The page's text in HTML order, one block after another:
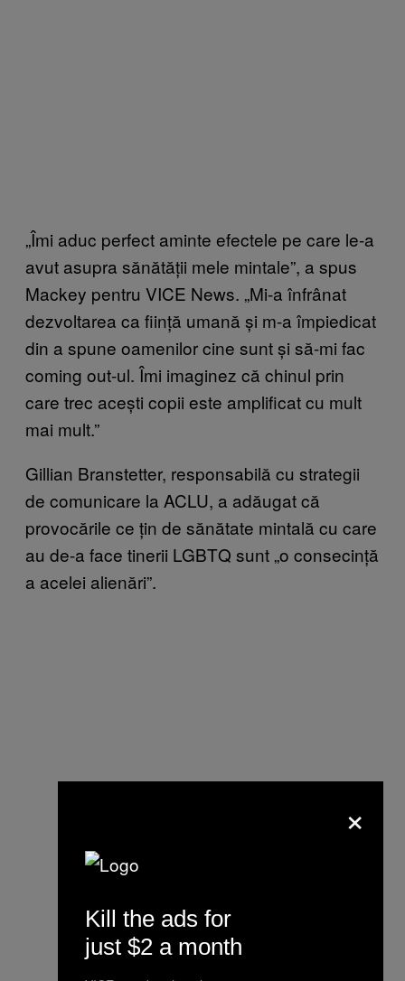
„Îmi aduc perfect aminte efectele pe care le-a
avut asupra sănătății mele mintale”, a spus
Mackey pentru VICE News. „Mi-a înfrânat
dezvoltarea ca ființă umană și m-a împiedicat
din a spune oamenilor cine sunt și să-mi fac
coming out-ul. Îmi imaginez că chinul prin
care trec acești copii este amplificat cu mult
mai mult.”
Gillian Branstetter, responsabilă cu strategii
de comunicare la ACLU, a adăugat că
provocările ce țin de sănătate mintală cu care
au de-a face tinerii LGBTQ sunt „o consecință
a acelei alienări”.
×
Kill the ads for
just $2 a month